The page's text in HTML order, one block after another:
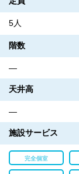
5人
階数
―
天井高
―
施設サービス
完全個室